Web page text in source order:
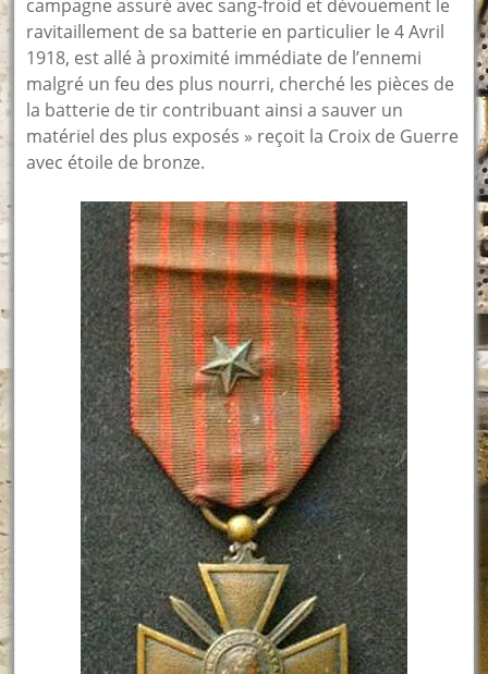
campagne assuré avec sang-froid et dévouement le
ravitaillement de sa batterie en particulier le 4 Avril
1918, est allé à proximité immédiate de l’ennemi
malgré un feu des plus nourri, cherché les pièces de
la batterie de tir contribuant ainsi a sauver un
matériel des plus exposés » reçoit la Croix de Guerre
avec étoile de bronze.